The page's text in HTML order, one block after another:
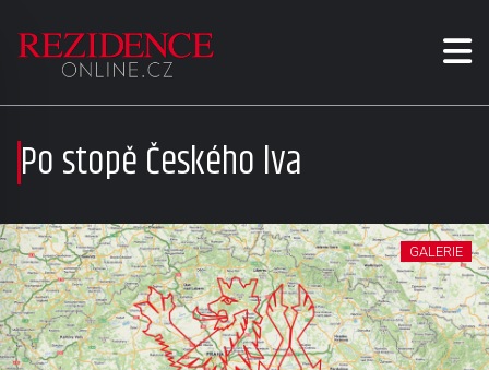
Po stopě Českého lva
GALERIE